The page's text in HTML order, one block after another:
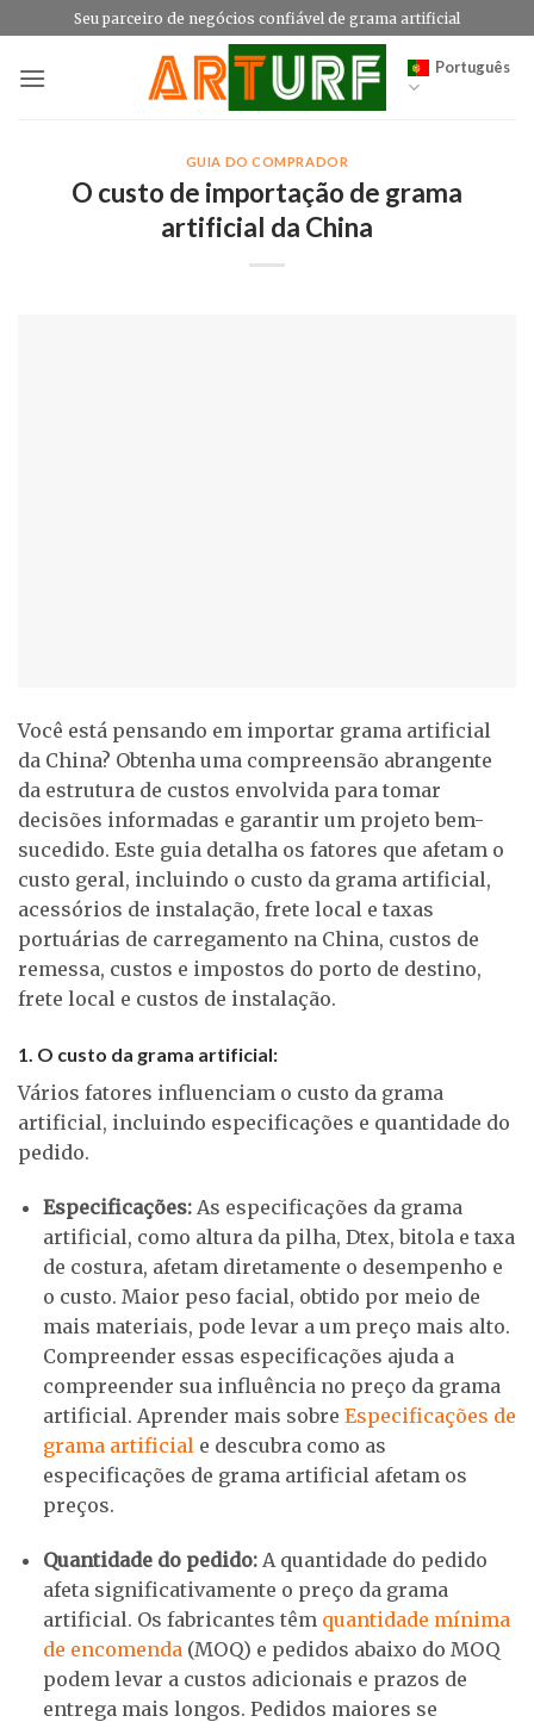
to
content
Seu parceiro de negócios confiável de grama artificial
Português
GUIA DO COMPRADOR
O custo de importação de grama
artificial da China
Você está pensando em importar grama artificial
da China? Obtenha uma compreensão abrangente
da estrutura de custos envolvida para tomar
decisões informadas e garantir um projeto bem-
sucedido. Este guia detalha os fatores que afetam o
custo geral, incluindo o custo da grama artificial,
acessórios de instalação, frete local e taxas
portuárias de carregamento na China, custos de
remessa, custos e impostos do porto de destino,
frete local e custos de instalação.
1. O custo da grama artificial:
Vários fatores influenciam o custo da grama
artificial, incluindo especificações e quantidade do
pedido.
Especificações:As especificações da grama
artificial, como altura da pilha, Dtex, bitola e taxa
de costura, afetam diretamente o desempenho e
o custo. Maior peso facial, obtido por meio de
mais materiais, pode levar a um preço mais alto.
Compreender essas especificações ajuda a
compreender sua influência no preço da grama
artificial. Aprender mais sobre Especificações de
grama artificial e descubra como as
especificações de grama artificial afetam os
preços.
Quantidade do pedido:A quantidade do pedido
afeta significativamente o preço da grama
artificial. Os fabricantes têm quantidade mínima
de encomenda (MOQ) e pedidos abaixo do MOQ
podem levar a custos adicionais e prazos de
entrega mais longos. Pedidos maiores se